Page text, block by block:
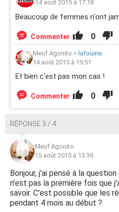
14 août 2015 à 17:18
Beaucoup de femmes n'ont
Commenter 0
Meuf Agonito > lafouine.
14 août 2015 à 19:51
Et bien c'est pas mon cas !
Commenter 0
RÉPONSE 3 / 4
Meuf Agonito
15 août 2015 à 13:38
Bonjour, j'ai pensé à la
n'est pas la première fois que
savoir. C'est possible que les
pendant 4 mois au début ?